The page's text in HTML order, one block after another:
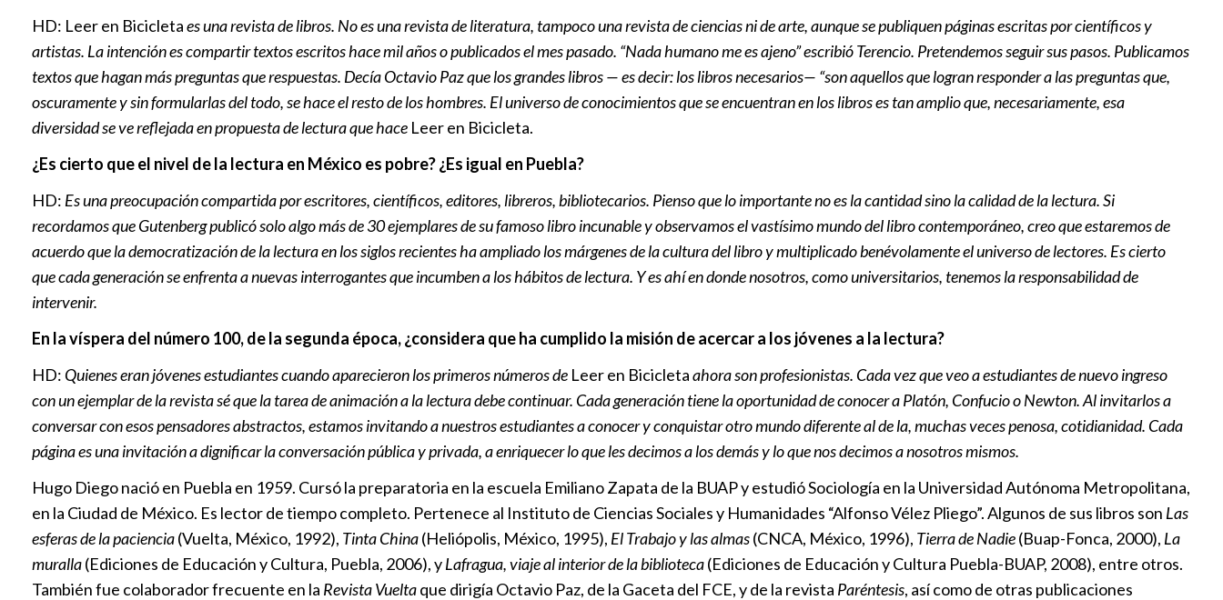
HD: Leer en Bicicletaes una revista de libros. No es una revista de literatura, tampoco una revista de ciencias ni de arte, aunque se publiquen páginas escritas por científicos y
artistas. La intención es compartir textos escritos hace mil años o publicados el mes pasado. “Nada humano me es ajeno” escribió Terencio. Pretendemos seguir sus pasos. Publicamos
textos que hagan más preguntas que respuestas. Decía Octavio Paz que los grandes libros — es decir: los libros necesarios— “son aquellos que logran responder a las preguntas que,
oscuramente y sin formularlas del todo, se hace el resto de los hombres. El universo de conocimientos que se encuentran en los libros es tan amplio que, necesariamente, esa
diversidad se ve reflejada en propuesta de lectura que hace Leer en Bicicleta.
¿Es cierto que el nivel de la lectura en México es pobre? ¿Es igual en Puebla?
HD: Es una preocupación compartida por escritores, científicos, editores, libreros, bibliotecarios. Pienso que lo importante no es la cantidad sino la calidad de la lectura. Si
recordamos que Gutenberg publicó solo algo más de 30 ejemplares de su famoso libro incunable y observamos el vastísimo mundo del libro contemporáneo, creo que estaremos de
acuerdo que la democratización de la lectura en los siglos recientes ha ampliado los márgenes de la cultura del libro y multiplicado benévolamente el universo de lectores. Es cierto
que cada generación se enfrenta a nuevas interrogantes que incumben a los hábitos de lectura. Y es ahí en donde nosotros, como universitarios, tenemos la responsabilidad de
intervenir.
En la víspera del número 100, de la segunda época, ¿considera que ha cumplido la misión de acercar a los jóvenes a la lectura?
HD: Quienes eran jóvenes estudiantes cuando aparecieron los primeros números de Leer en Bicicletaahora son profesionistas. Cada vez que veo a estudiantes de nuevo ingreso
con un ejemplar de la revista sé que la tarea de animación a la lectura debe continuar. Cada generación tiene la oportunidad de conocer a Platón, Confucio o Newton. Al invitarlos a
conversar con esos pensadores abstractos, estamos invitando a nuestros estudiantes a conocer y conquistar otro mundo diferente al de la, muchas veces penosa, cotidianidad. Cada
página es una invitación a dignificar la conversación pública y privada, a enriquecer lo que les decimos a los demás y lo que nos decimos a nosotros mismos.
Hugo Diego nació en Puebla en 1959. Cursó la preparatoria en la escuela Emiliano Zapata de la BUAP y estudió Sociología en la Universidad Autónoma Metropolitana,
en la Ciudad de México. Es lector de tiempo completo. Pertenece al Instituto de Ciencias Sociales y Humanidades “Alfonso Vélez Pliego”. Algunos de sus libros son Las
esferas de la paciencia(Vuelta, México, 1992), Tinta China(Heliópolis, México, 1995), El Trabajo y las almas(CNCA, México, 1996), Tierra de Nadie(Buap-Fonca, 2000), La
muralla(Ediciones de Educación y Cultura, Puebla, 2006), yLafragua, viaje al interior de la biblioteca(Ediciones de Educación y Cultura Puebla-BUAP, 2008), entre otros.
También fue colaborador frecuente en la Revista Vueltaque dirigía Octavio Paz, de la Gaceta del FCE, y de la revista Paréntesis, así como de otras publicaciones